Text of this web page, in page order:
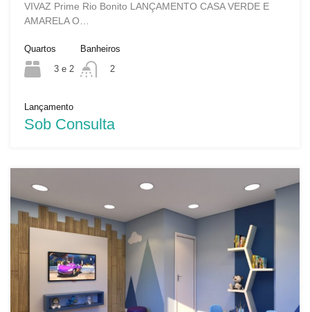
VIVAZ Prime Rio Bonito LANÇAMENTO CASA VERDE E
AMARELA O…
Quartos
3 e 2
Banheiros
2
Lançamento
Sob Consulta